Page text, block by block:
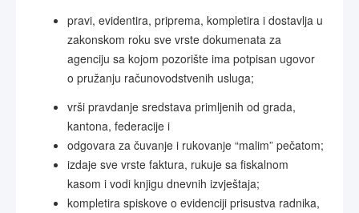
pravi, evidentira, priprema, kompletira i dostavlja u
zakonskom roku sve vrste dokumenata za
agenciju sa kojom pozorište ima potpisan ugovor
o pružanju računovodstvenih usluga;
vrši pravdanje sredstava primljenih od grada,
kantona, federacije i
odgovara za čuvanje i rukovanje “malim” pečatom;
izdaje sve vrste faktura, rukuje sa fiskalnom
kasom i vodi knjigu dnevnih izvještaja;
kompletira spiskove o evidenciji prisustva radnika,